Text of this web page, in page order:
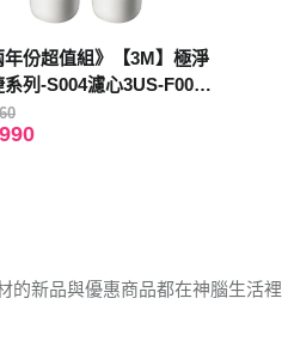
年份超值組》【3M】極淨
系列-S004濾心3US-F004-
的新品與優惠商品都在神腦生活裡